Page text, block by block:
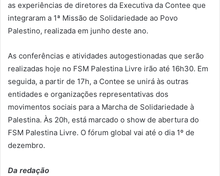
as experiências de diretores da Executiva da Contee que
integraram a 1ª Missão de Solidariedade ao Povo
Palestino, realizada em junho deste ano.
As conferências e atividades autogestionadas que serão
realizadas hoje no FSM Palestina Livre irão até 16h30. Em
seguida, a partir de 17h, a Contee se unirá às outras
entidades e organizações representativas dos
movimentos sociais para a Marcha de Solidariedade à
Palestina. Às 20h, está marcado o show de abertura do
FSM Palestina Livre. O fórum global vai até o dia 1º de
dezembro.
Da redação